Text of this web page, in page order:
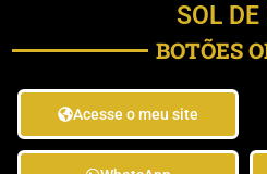
SOL
BOTÕES
Acesse o meu site